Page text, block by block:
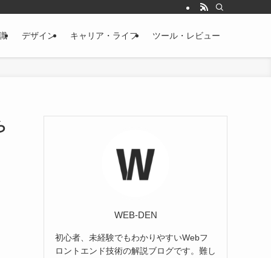
デザイン キャリア・ライフ ツール・レビュー
WEB-DEN
初心者、未経験でもわかりやすいWebフ
ロントエンド技術の解説ブログです。難し